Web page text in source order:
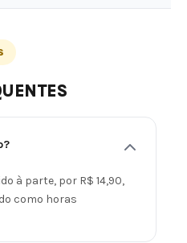
à parte, por R$ 14,90,
como horas